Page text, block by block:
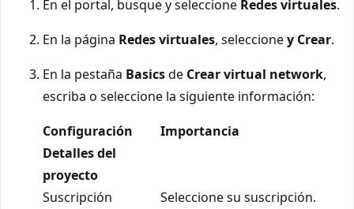
En el portal, busque y seleccione Redes virtuales.
En la página Redes virtuales, seleccioney Crear.
En la pestaña Basicsde Crear virtual network,
escriba o seleccione la siguiente información:
Configuración
Importancia
Detalles del
proyecto
Suscripción
Seleccione su suscripción.